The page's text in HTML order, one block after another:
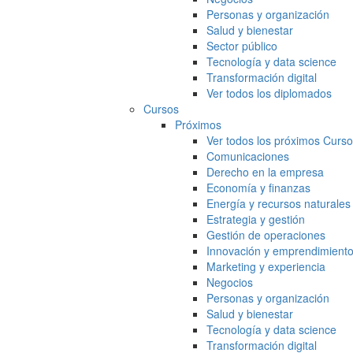
Personas y organización
Salud y bienestar
Sector público
Tecnología y data science
Transformación digital
Ver todos los diplomados
Cursos
Próximos
Ver todos los próximos
Comunicaciones
Derecho en la empresa
Economía y finanzas
Energía y recursos naturales
Estrategia y gestión
Gestión de operaciones
Innovación y emprendimiento
Marketing y experiencia
Negocios
Personas y organización
Salud y bienestar
Tecnología y data science
Transformación digital